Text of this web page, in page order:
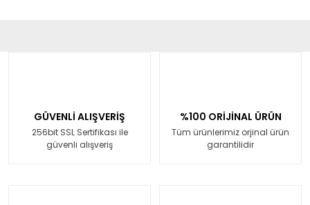
GÜVENLİ ALIŞVERİŞ
256bit SSL Sertifikası ile
güvenli alışveriş
%100 ORİJİNAL ÜRÜN
Tüm ürünlerimiz orjinal ürün
garantilidir